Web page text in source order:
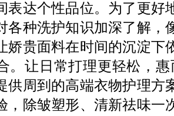
表达个性品位。为了更好
各种洗护知识加深了解，
娇贵面料在时间的沉淀下
。让日常打理更轻松，
供周到的高端衣物护理方
，除皱塑形、清新祛味一